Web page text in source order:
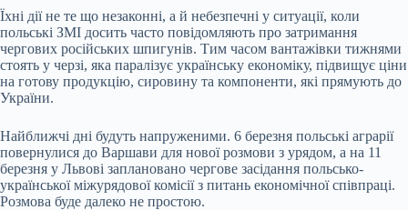
Їхні дії не те що незаконні, а й небезпечні у ситуації, коли
польські ЗМІ досить часто повідомляють про затримання
чергових російських шпигунів. Тим часом вантажівки тижнями
стоять у черзі, яка паралізує українську економіку, підвищує ціни
на готову продукцію, сировину та компоненти, які прямують до
України.
Найближчі дні будуть напруженими. 6 березня польські аграрії
повернулися до Варшави для нової розмови з урядом, а на 11
березня у Львові заплановано чергове засідання польсько-
української міжурядової комісії з питань економічної співпраці.
Розмова буде далеко не простою.